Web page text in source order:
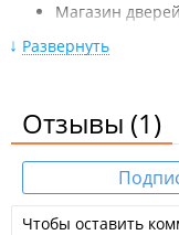
Магазин
Магазины электрики
Магазин
Магазин
​Магазины
Развернуть
Отзывы (1)
Чтобы оставить